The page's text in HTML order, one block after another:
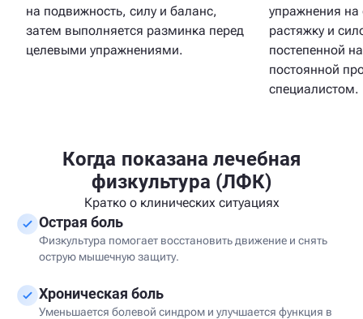
на подвижность, силу и баланс,
затем выполняется разминка перед
целевыми упражнениями.
упражнения
растяжку и
постепенной
постоянной
специалистом.
Когда показана лечебная
физкультура (ЛФК)
Кратко о клинических ситуациях
Острая боль
Физкультура помогает восстановить движение и снять
острую мышечную защиту.
Хроническая боль
Уменьшается болевой синдром и улучшается функция в